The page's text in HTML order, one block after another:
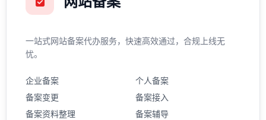
一站式网站备案代办服务，快速高效通过，合规上线无
忧。
企业备案
个人备案
备案变更
备案接入
备案资料整理
备案辅导